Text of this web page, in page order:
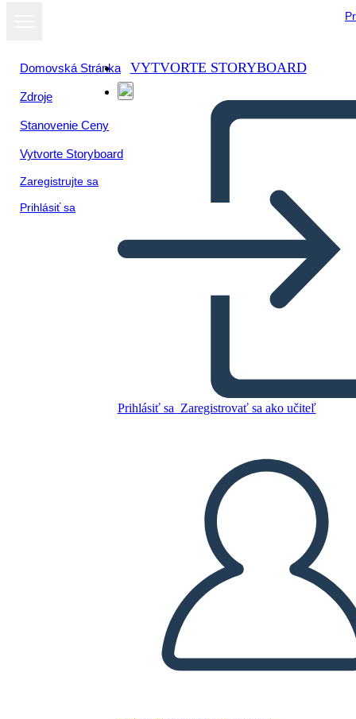
Domovská Stránka
Zdroje
Stanovenie Ceny
Vytvorte Storyboard
Zaregistrujte sa
Prihlásiť sa
VYTVORTE STORYBOARD
Prihlásiť sa Zaregistrovať sa ako učiteľ
PREHRAŤ PREZENTÁCIU
ČÍTAJ MI